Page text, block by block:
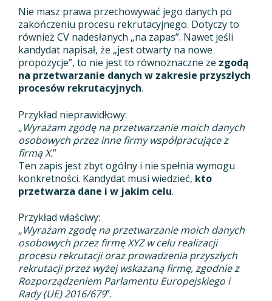
Nie masz prawa przechowywać jego danych po
zakończeniu procesu rekrutacyjnego. Dotyczy to
również CV nadesłanych „na zapas”. Nawet jeśli
kandydat napisał, że „jest otwarty na nowe
propozycje”, to nie jest to równoznaczne ze zgodą
na przetwarzanie danych w zakresie przyszłych
procesów rekrutacyjnych.
Przykład nieprawidłowy:
„Wyrażam zgodę na przetwarzanie moich danych
osobowych przez inne firmy współpracujące z
firmą X.”
Ten zapis jest zbyt ogólny i nie spełnia wymogu
konkretności. Kandydat musi wiedzieć, kto
przetwarza dane i w jakim celu.
Przykład właściwy:
„Wyrażam zgodę na przetwarzanie moich danych
osobowych przez firmę XYZ w celu realizacji
procesu rekrutacji oraz prowadzenia przyszłych
rekrutacji przez wyżej wskazaną firmę, zgodnie z
Rozporządzeniem Parlamentu Europejskiego i
Rady (UE) 2016/679”.